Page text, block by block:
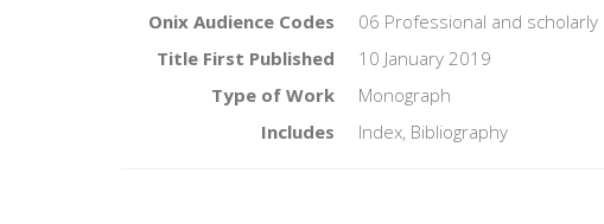
Onix Audience Codes
06 Professional and scholarly
Title First Published
10 January 2019
Type of Work
Monograph
Includes
Index, Bibliography